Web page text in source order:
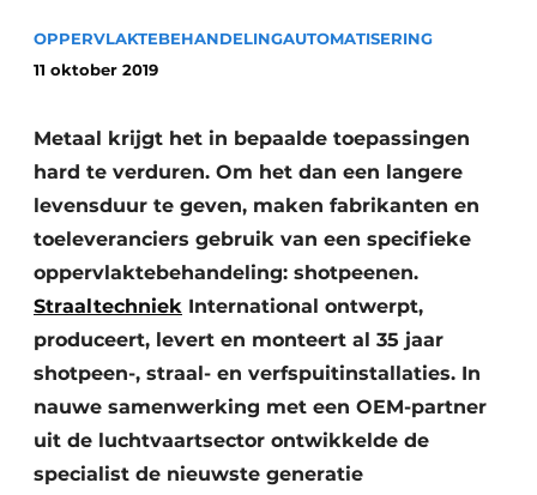
Vacatures
OPPERVLAKTEBEHANDELINGAUTOMATISERING
11 oktober 2019
Metaal krijgt het in bepaalde toepassingen
hard te verduren. Om het dan een langere
levensduur te geven, maken fabrikanten en
toeleveranciers gebruik van een specifieke
oppervlaktebehandeling: shotpeenen.
Straaltechniek International ontwerpt,
produceert, levert en monteert al 35 jaar
shotpeen-, straal- en verfspuitinstallaties. In
nauwe samenwerking met een OEM-partner
uit de luchtvaartsector ontwikkelde de
specialist de nieuwste generatie